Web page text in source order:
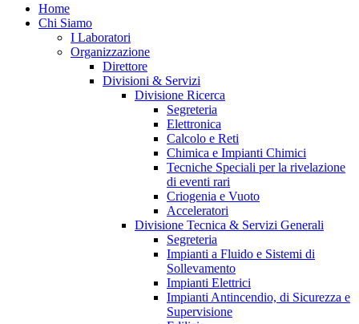
Home
Chi Siamo
I Laboratori
Organizzazione
Direttore
Divisioni & Servizi
Divisione Ricerca
Segreteria
Elettronica
Calcolo e Reti
Chimica e Impianti Chimici
Tecniche Speciali per la rivelazione
di eventi rari
Criogenia e Vuoto
Acceleratori
Divisione Tecnica & Servizi Generali
Segreteria
Impianti a Fluido e Sistemi di
Sollevamento
Impianti Elettrici
Impianti Antincendio, di Sicurezza e
Supervisione